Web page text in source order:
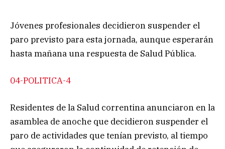
Jóvenes profesionales decidieron suspender el
paro previsto para esta jornada, aunque esperarán
hasta mañana una respuesta de Salud Pública.
04-POLITICA-4
Residentes de la Salud correntina anunciaron en la
asamblea de anoche que decidieron suspender el
paro de actividades que tenían previsto, al tiempo